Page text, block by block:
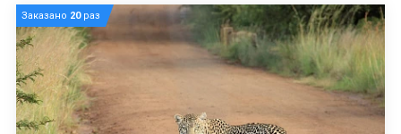
Заказано 20раз